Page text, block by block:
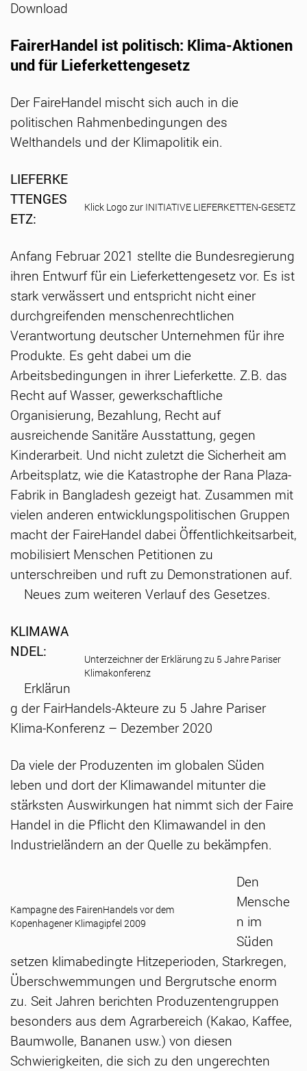
Download
FairerHandel ist politisch: Klima-Aktionen
und für Lieferkettengesetz
Der FaireHandel mischt sich auch in die
politischen Rahmenbedingungen des
Welthandels und der Klimapolitik ein.
Klick Logo zur INITIATIVE LIEFERKETTEN-GESETZ
LIEFERKE
TTENGES
ETZ:
Anfang Februar 2021 stellte die Bundesregierung
ihren Entwurf für ein Lieferkettengesetz vor. Es ist
stark verwässert und entspricht nicht einer
durchgreifenden menschenrechtlichen
Verantwortung deutscher Unternehmen für ihre
Produkte. Es geht dabei um die
Arbeitsbedingungen in ihrer Lieferkette. Z.B. das
Recht auf Wasser, gewerkschaftliche
Organisierung, Bezahlung, Recht auf
ausreichende Sanitäre Ausstattung, gegen
Kinderarbeit. Und nicht zuletzt die Sicherheit am
Arbeitsplatz, wie die Katastrophe der Rana Plaza-
Fabrik in Bangladesh gezeigt hat. Zusammen mit
vielen anderen entwicklungspolitischen Gruppen
macht der FaireHandel dabei Öffentlichkeitsarbeit,
mobilisiert Menschen Petitionen zu
unterschreiben und ruft zu Demonstrationen auf.
Neues zum weiteren Verlauf des Gesetzes.
Unterzeichner der Erklärung zu 5 Jahre Pariser
Klimakonferenz
KLIMAWA
NDEL:
Erklärun
g der FairHandels-Akteure zu 5 Jahre Pariser
Klima-Konferenz – Dezember 2020
Da viele der Produzenten im globalen Süden
leben und dort der Klimawandel mitunter die
stärksten Auswirkungen hat nimmt sich der Faire
Handel in die Pflicht den Klimawandel in den
Industrieländern an der Quelle zu bekämpfen.
Kampagne des FairenHandels vor dem
Kopenhagener Klimagipfel 2009
Den
Mensche
n im
Süden
setzen klimabedingte Hitzeperioden, Starkregen,
Überschwemmungen und Bergrutsche enorm
zu. Seit Jahren berichten Produzentengruppen
besonders aus dem Agrarbereich (Kakao, Kaffee,
Baumwolle, Bananen usw.) von diesen
Schwierigkeiten, die sich zu den ungerechten